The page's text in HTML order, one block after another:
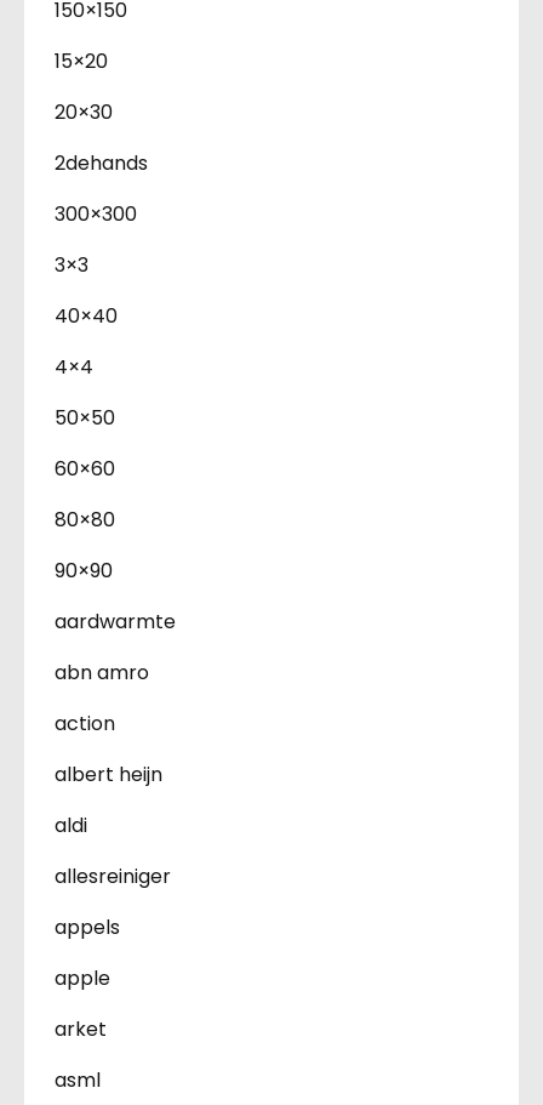
150×150
15×20
20×30
2dehands
300×300
3×3
40×40
4×4
50×50
60×60
80×80
90×90
aardwarmte
abn amro
action
albert heijn
aldi
allesreiniger
appels
apple
arket
asml